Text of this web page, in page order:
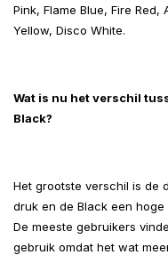
Pink, Flame Blue, Fire
Yellow, Disco White.
Wat is nu het verschil
Black?
Het grootste verschil is de
druk en de Black een hoge
De meeste gebruikers
gebruik omdat het wat